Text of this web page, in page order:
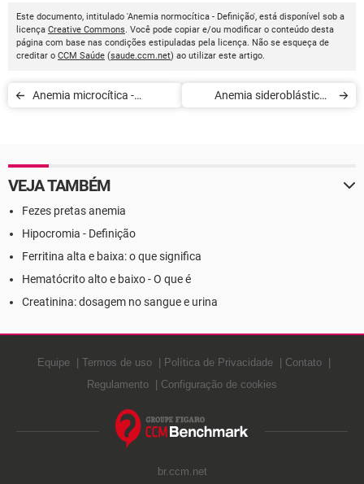
Este documento, intitulado 'Anemia normocítica - Definição', está disponível sob a
licença Creative Commons. Você pode copiar e/ou modificar o conteúdo desta
página com base nas condições estipuladas pela licença. Não se esqueça de
creditar o CCM Saúde (saude.ccm.net) ao utilizar este artigo.
Anemia microcítica -
Anemia sideroblástica -
VEJA TAMBÉM
Fezes pretas anemia
Hipocromia - Definição
Ferritina alta e baixa: o que significa
Hematócrito alto e baixo - O que é
Creatinina: dosagem no sangue e urina
Equipe Termos de uso Política de Privacidade
Contato
Regulamento
Configuração de cookies
br.ccm.net